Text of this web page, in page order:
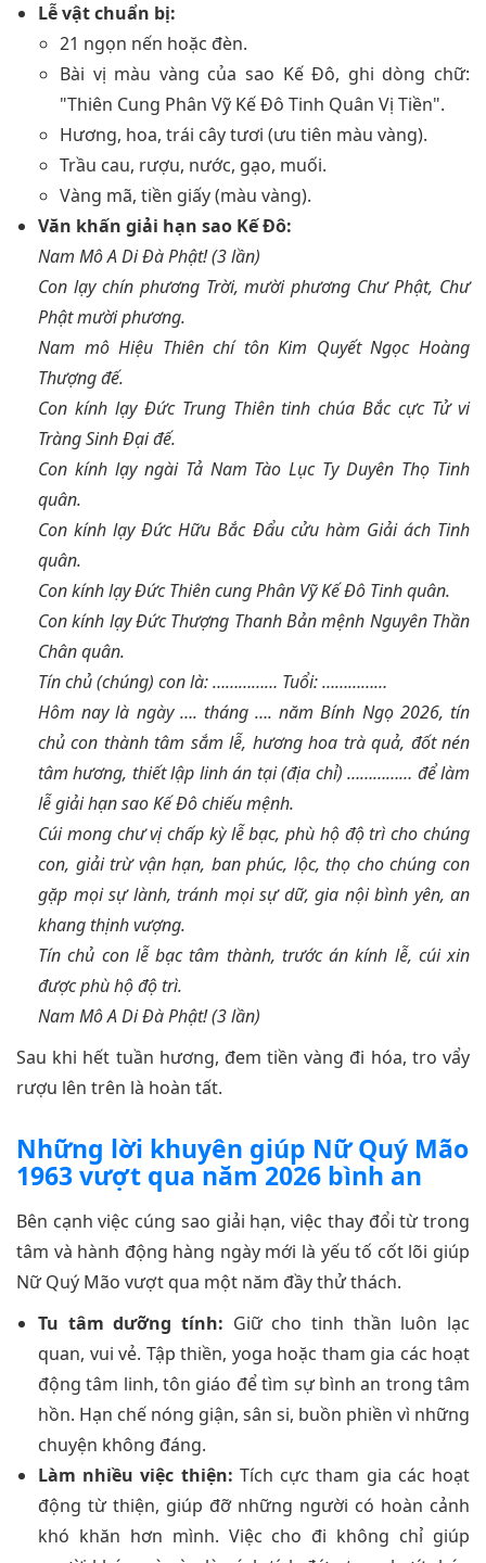
Lễ vật chuẩn bị:
21 ngọn nến hoặc đèn.
Bài vị màu vàng của sao Kế Đô, ghi dòng chữ:
"Thiên Cung Phân Vỹ Kế Đô Tinh Quân Vị Tiền".
Hương, hoa, trái cây tươi (ưu tiên màu vàng).
Trầu cau, rượu, nước, gạo, muối.
Vàng mã, tiền giấy (màu vàng).
Văn khấn giải hạn sao Kế Đô:
Nam Mô A Di Đà Phật! (3 lần)
Con lạy chín phương Trời, mười phương Chư Phật, Chư
Phật mười phương.
Nam mô Hiệu Thiên chí tôn Kim Quyết Ngọc Hoàng
Thượng đế.
Con kính lạy Đức Trung Thiên tinh chúa Bắc cực Tử vi
Tràng Sinh Đại đế.
Con kính lạy ngài Tả Nam Tào Lục Ty Duyên Thọ Tinh
quân.
Con kính lạy Đức Hữu Bắc Đẩu cửu hàm Giải ách Tinh
quân.
Con kính lạy Đức Thiên cung Phân Vỹ Kế Đô Tinh quân.
Con kính lạy Đức Thượng Thanh Bản mệnh Nguyên Thần
Chân quân.
Tín chủ (chúng) con là: …………… Tuổi: ……………
Hôm nay là ngày …. tháng …. năm Bính Ngọ 2026, tín
chủ con thành tâm sắm lễ, hương hoa trà quả, đốt nén
tâm hương, thiết lập linh án tại (địa chỉ) …………… để làm
lễ giải hạn sao Kế Đô chiếu mệnh.
Cúi mong chư vị chấp kỳ lễ bạc, phù hộ độ trì cho chúng
con, giải trừ vận hạn, ban phúc, lộc, thọ cho chúng con
gặp mọi sự lành, tránh mọi sự dữ, gia nội bình yên, an
khang thịnh vượng.
Tín chủ con lễ bạc tâm thành, trước án kính lễ, cúi xin
được phù hộ độ trì.
Nam Mô A Di Đà Phật! (3 lần)
Sau khi hết tuần hương, đem tiền vàng đi hóa, tro vẩy
rượu lên trên là hoàn tất.
Những lời khuyên giúp Nữ Quý Mão
1963 vượt qua năm 2026 bình an
Bên cạnh việc cúng sao giải hạn, việc thay đổi từ trong
tâm và hành động hàng ngày mới là yếu tố cốt lõi giúp
Nữ Quý Mão vượt qua một năm đầy thử thách.
Tu tâm dưỡng tính: Giữ cho tinh thần luôn lạc
quan, vui vẻ. Tập thiền, yoga hoặc tham gia các hoạt
động tâm linh, tôn giáo để tìm sự bình an trong tâm
hồn. Hạn chế nóng giận, sân si, buồn phiền vì những
chuyện không đáng.
Làm nhiều việc thiện: Tích cực tham gia các hoạt
động từ thiện, giúp đỡ những người có hoàn cảnh
khó khăn hơn mình. Việc cho đi không chỉ giúp